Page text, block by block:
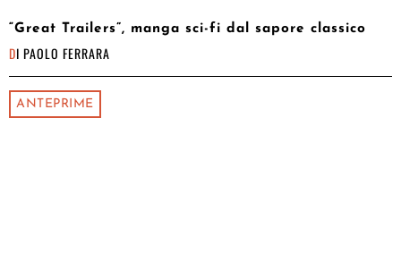
“Great Trailers”, manga sci-fi dal sapore classico
DI PAOLO FERRARA
ANTEPRIME